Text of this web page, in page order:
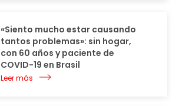
«Siento mucho estar causando
tantos problemas»: sin hogar,
con 60 años y paciente de
COVID-19 en Brasil
Leer más